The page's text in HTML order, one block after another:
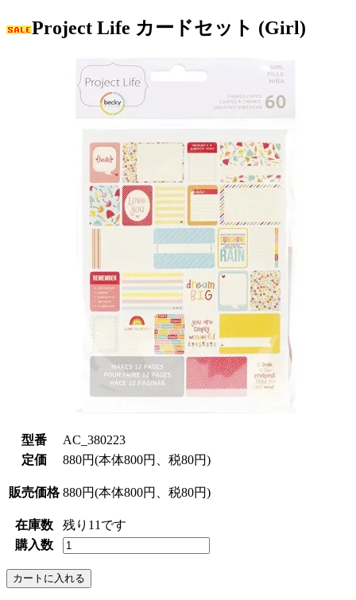
Project Life カードセット (Girl)
型番
AC_380223
定価
880円(本体800円、税80円)
販売価格 880円(本体800円、税80円)
在庫数
残り11です
購入数